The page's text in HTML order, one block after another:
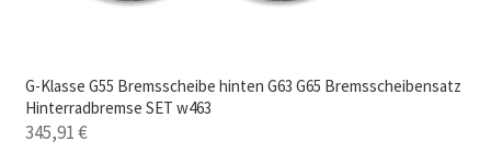
G-Klasse G55 Bremsscheibe hinten G63 G65 Bremsscheibensatz
Hinterradbremse SET w463
345,91€